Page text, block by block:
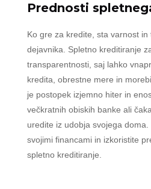
Prednosti
Ko gre za kredite, sta varnost
dejavnika. Spletno kreditiranje
transparentnosti, saj lahko
kredita, obrestne mere in
je postopek izjemno hiter in
večkratnih obiskih banke ali
uredite iz udobja svojega
svojimi financami in izkoristite
spletno kreditiranje.